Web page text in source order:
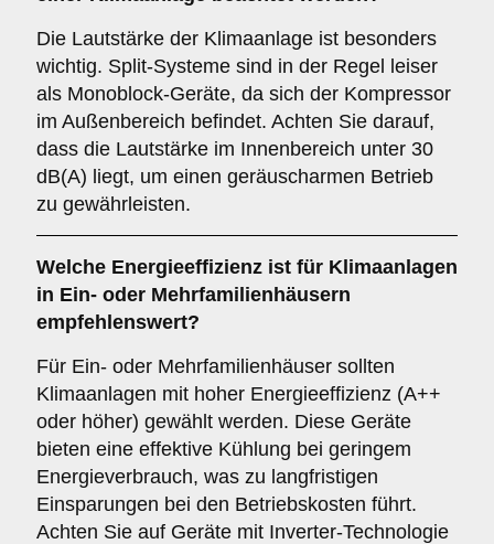
Die Lautstärke der Klimaanlage ist besonders
wichtig. Split-Systeme sind in der Regel leiser
als Monoblock-Geräte, da sich der Kompressor
im Außenbereich befindet. Achten Sie darauf,
dass die Lautstärke im Innenbereich unter 30
dB(A) liegt, um einen geräuscharmen Betrieb
zu gewährleisten.
Welche Energieeffizienz ist für Klimaanlagen
in Ein- oder Mehrfamilienhäusern
empfehlenswert?
Für Ein- oder Mehrfamilienhäuser sollten
Klimaanlagen mit hoher Energieeffizienz (A++
oder höher) gewählt werden. Diese Geräte
bieten eine effektive Kühlung bei geringem
Energieverbrauch, was zu langfristigen
Einsparungen bei den Betriebskosten führt.
Achten Sie auf Geräte mit Inverter-Technologie